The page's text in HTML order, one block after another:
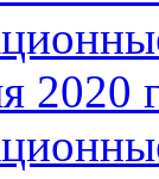
2020